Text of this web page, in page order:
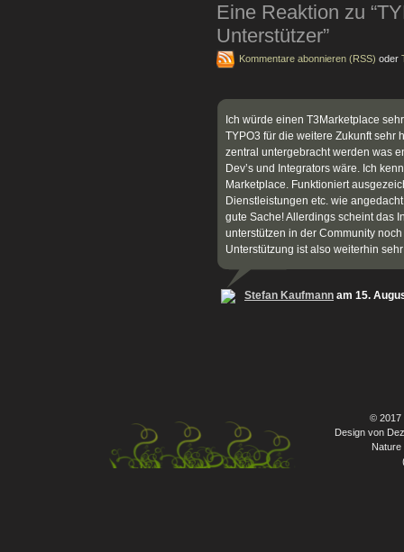
Eine Reaktion zu
Unterstützer”
Kommentare abonnieren (RSS) oder
Ich würde einen T3Marketplace
TYPO3 für die weitere Zukunft sehr
zentral untergebracht werden was
Dev’s und Integrators wäre. Ich
Marketplace. Funktioniert
Dienstleistungen etc. wie
gute Sache! Allerdings scheint das
unterstützen in der Community
Unterstützung ist also weiterhin
Stefan Kaufmann am 15.
© 2017
Design von
Nature